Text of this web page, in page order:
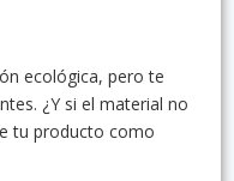
ecológica, pero te
¿Y si el material no
tu producto como